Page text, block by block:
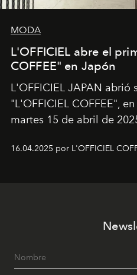
MODA
L'OFFICIEL abre el
COFFEE" en Japón
L'OFFICIEL JAPAN abrió
"L'OFFICIEL COFFEE",
martes 15 de abril de
16.04.2025 por L'OFFICIEL